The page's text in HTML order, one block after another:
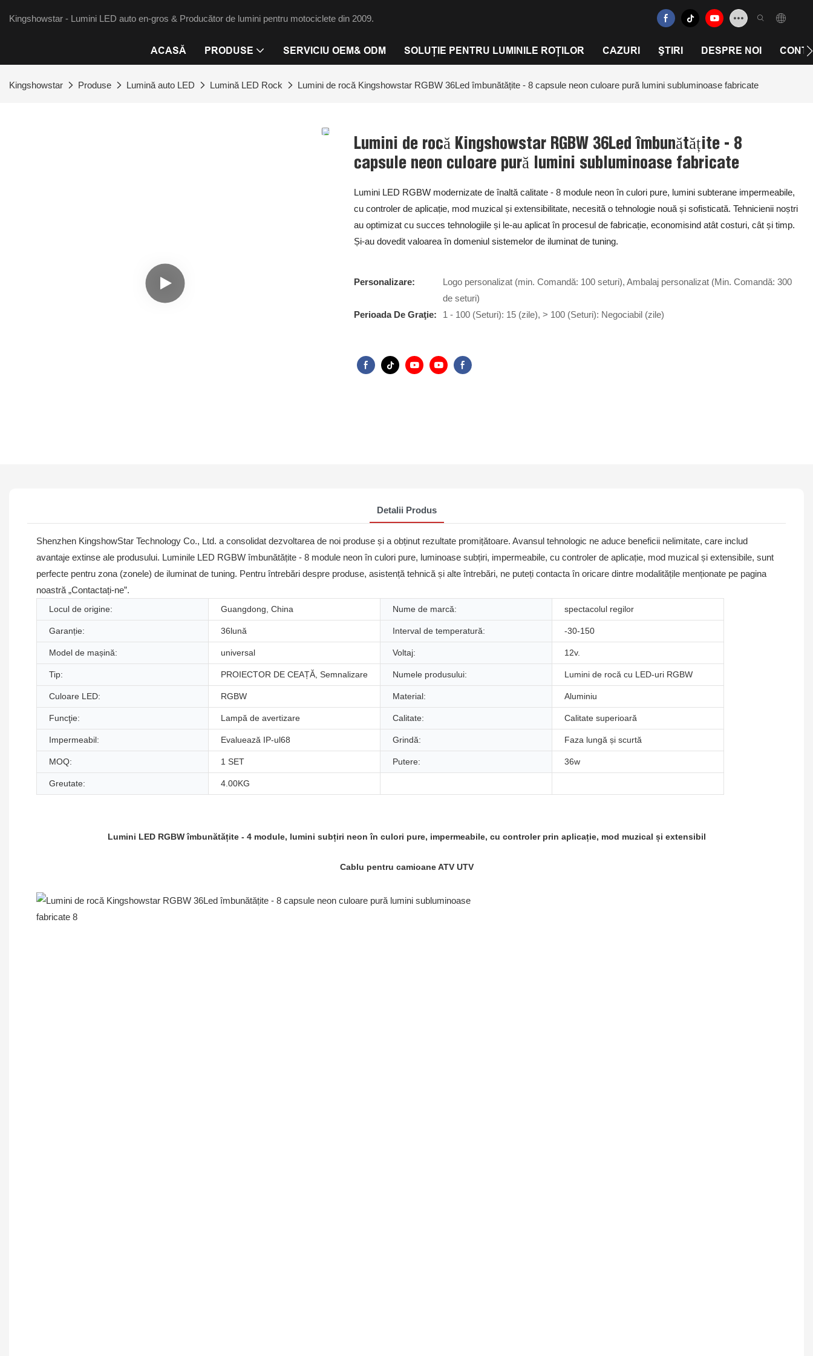
Kingshowstar - Lumini LED auto en-gros & Producător de lumini pentru motociclete din 2009.
ACASĂ PRODUSE SERVICIU OEM& ODM SOLUȚIE PENTRU LUMINILE ROȚILOR CAZURI ŞTIRI DESPRE NOI
Kingshowstar Produse Lumină auto LED Lumină LED Rock Lumini de rocă Kingshowstar RGBW 36Led îmbunătățite - 8 capsule neon culoare pură lumini subluminoase fabricate
Lumini de rocă Kingshowstar RGBW 36Led îmbunătățite - 8
capsule neon culoare pură lumini subluminoase fabricate
Lumini LED RGBW modernizate de înaltă calitate - 8 module neon în culori pure, lumini subterane impermeabile,
cu controler de aplicație, mod muzical și extensibilitate, necesită o tehnologie nouă și sofisticată. Tehnicienii noștri
au optimizat cu succes tehnologiile și le-au aplicat în procesul de fabricație, economisind atât costuri, cât și timp.
Și-au dovedit valoarea în domeniul sistemelor de iluminat de tuning.
Personalizare:
Logo personalizat (min. Comandă: 100 seturi), Ambalaj personalizat (Min. Comandă: 300
de seturi)
Perioada De Graţie:
1 - 100 (Seturi): 15 (zile), > 100 (Seturi): Negociabil (zile)
Detalii Produs
Shenzhen KingshowStar Technology Co., Ltd. a consolidat dezvoltarea de noi produse și a obținut rezultate promițătoare. Avansul tehnologic ne aduce beneficii nelimitate, care includ
avantaje extinse ale produsului. Luminile LED RGBW îmbunătățite - 8 module neon în culori pure, luminoase subțiri, impermeabile, cu controler de aplicație, mod muzical și extensibile, sunt
perfecte pentru zona (zonele) de iluminat de tuning. Pentru întrebări despre produse, asistență tehnică și alte întrebări, ne puteți contacta în oricare dintre modalitățile menționate pe pagina
noastră „Contactați-ne”.
Locul de origine: Guangdong, China Nume de marcă: spectacolul regilor
Garanție: 36lună Interval de temperatură: -30-150
Model de mașină: universal Voltaj: 12v.
Tip: PROIECTOR DE CEAȚĂ, Semnalizare Numele produsului: Lumini de rocă cu LED-uri RGBW
Culoare LED: RGBW Material: Aluminiu
Funcţie: Lampă de avertizare Calitate: Calitate superioară
Impermeabil: Evaluează IP-ul68 Grindă: Faza lungă și scurtă
MOQ: 1 SET Putere: 36w
Greutate: 4.00KG
Cablu pentru camioane ATV UTV